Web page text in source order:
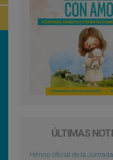
ÚLTIMAS
Himno oficial de la